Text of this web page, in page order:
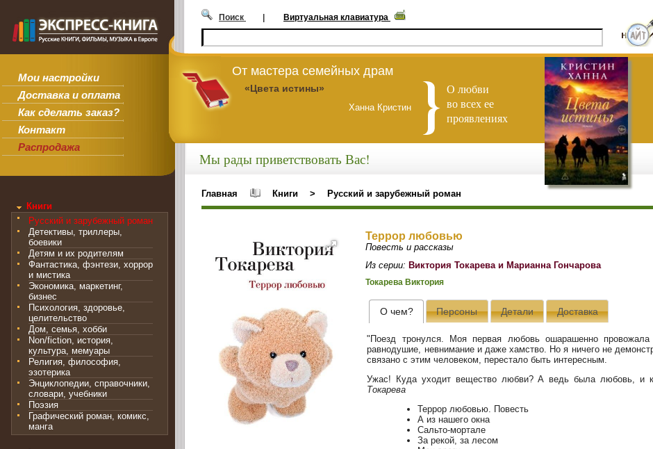
Мои настройки
Доставка и оплата
Как сделать заказ?
Контакт
Распродажа
Поиск | Виртуальная клавиатура
От мастера семейных драм
«Цвета истины»
Ханна Кристин
О любви
во всех ее
проявлениях
Книги
Русский и зарубежный роман
Детективы, триллеры,
боевики
Детям и их родителям
Фантастика, фэнтези, хоррор
и мистика
Экономика, маркетинг,
бизнес
Психология, здоровье,
целительство
Дом, семья, хобби
Non/fiction, история,
культура, мемуары
Религия, философия,
эзотерика
Энциклопедии, справочники,
словари, учебники
Поэзия
Графический роман, комикс,
манга
Мы рады приветствовать Вас!
Главная Книги > Русский и зарубежный роман
Террор любовью
Повесть и рассказы
Из серии: Виктория Токарева и Марианна Гончарова
Токарева Виктория
О чем? Персоны Детали Доставка
"Поезд тронулся. Моя первая любовь ошарашенно
равнодушие, невнимание и даже хамство. Но я ничего не
связано с этим человеком, перестало быть интересным.
Ужас! Куда уходит вещество любви? А ведь была любовь, и
Токарева
Террор любовью. Повесть
А из нашего окна
Сальто-мортале
За рекой, за лесом